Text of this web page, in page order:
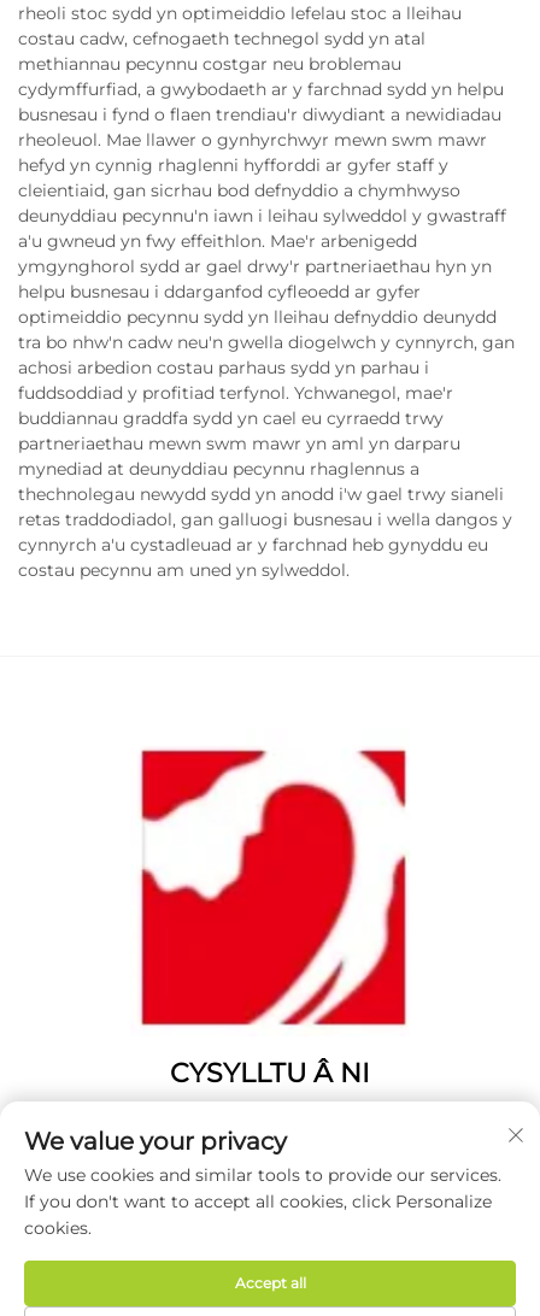
rheoli stoc sydd yn optimeiddio lefelau stoc a lleihau
costau cadw, cefnogaeth technegol sydd yn atal
methiannau pecynnu costgar neu broblemau
cydymffurfiad, a gwybodaeth ar y farchnad sydd yn helpu
busnesau i fynd o flaen trendiau'r diwydiant a newidiadau
rheoleuol. Mae llawer o gynhyrchwyr mewn swm mawr
hefyd yn cynnig rhaglenni hyfforddi ar gyfer staff y
cleientiaid, gan sicrhau bod defnyddio a chymhwyso
deunyddiau pecynnu'n iawn i leihau sylweddol y gwastraff
a'u gwneud yn fwy effeithlon. Mae'r arbenigedd
ymgynghorol sydd ar gael drwy'r partneriaethau hyn yn
helpu busnesau i ddarganfod cyfleoedd ar gyfer
optimeiddio pecynnu sydd yn lleihau defnyddio deunydd
tra bo nhw'n cadw neu'n gwella diogelwch y cynnyrch, gan
achosi arbedion costau parhaus sydd yn parhau i
fuddsoddiad y profitiad terfynol. Ychwanegol, mae'r
buddiannau graddfa sydd yn cael eu cyrraedd trwy
partneriaethau mewn swm mawr yn aml yn darparu
mynediad at deunyddiau pecynnu rhaglennus a
thechnolegau newydd sydd yn anodd i'w gael trwy sianeli
retas traddodiadol, gan galluogi busnesau i wella dangos y
cynnyrch a'u cystadleuad ar y farchnad heb gynyddu eu
costau pecynnu am uned yn sylweddol.
CYSYLLTU Â NI
Weihai, Provins o Shandong, Tsieina.
Ffôn:0631 5900466
E-bost:
Hawlfraint © 2026 Weihai Haodong Packing Co., Ltd. Cedwir yr
We value your privacy
We use cookies and similar tools to provide our services.
If you don't want to accept all cookies, click Personalize
cookies.
Accept all